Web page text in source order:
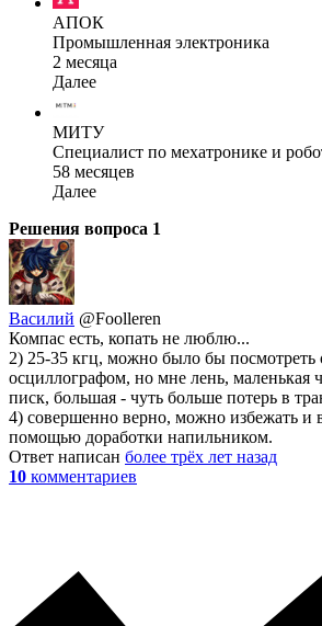
АПОК
Промышленная электроника
2 месяца
Далее
МИТУ
Специалист по мехатронике и
58 месяцев
Далее
Решения вопроса 1
Василий @Foolleren
Компас есть, копать не люблю...
2) 25-35 кгц, можно было бы посмотреть
осциллографом, но мне лень, маленькая
писк, большая - чуть больше потерь в
4) совершенно верно, можно избежать и
помощью доработки напильником.
Ответ написан более трёх лет назад
10 комментариев